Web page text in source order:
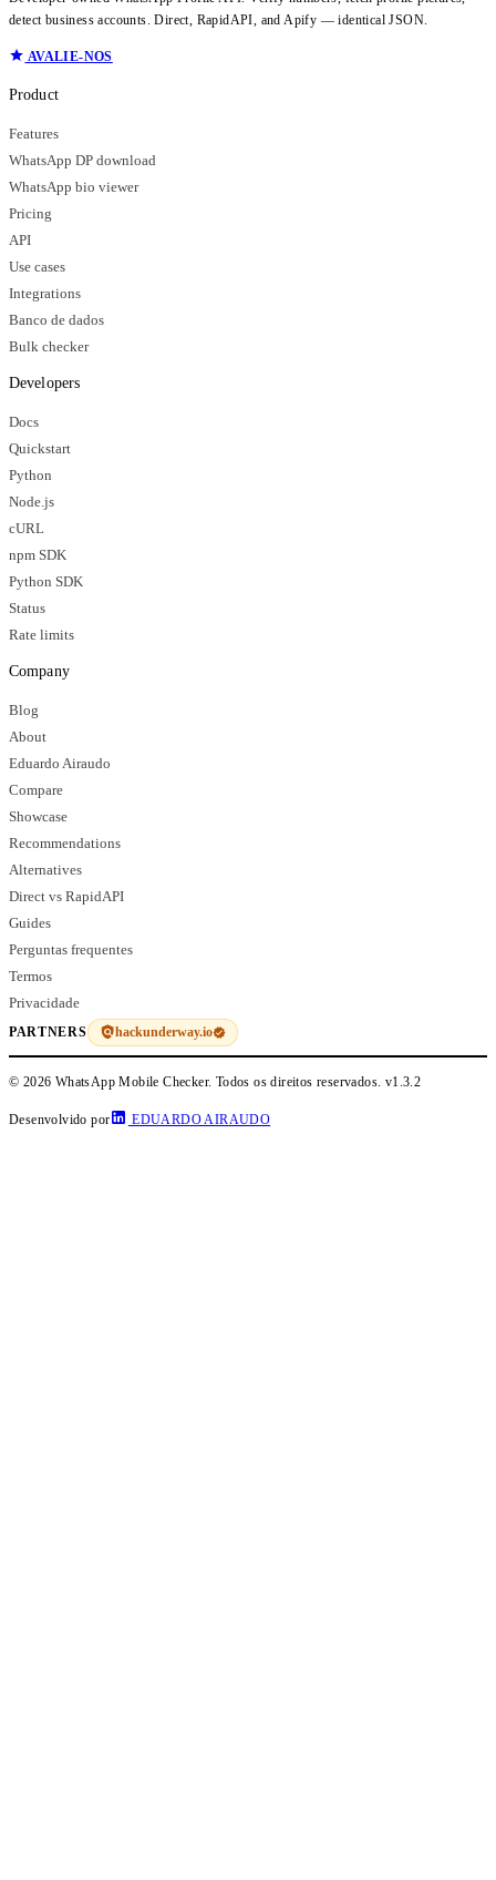
detect business accounts. Direct, RapidAPI, and Apify — identical JSON.
AVALIE-NOS
Product
Features
WhatsApp DP download
WhatsApp bio viewer
Pricing
API
Use cases
Integrations
Banco de dados
Bulk checker
Developers
Docs
Quickstart
Python
Node.js
cURL
npm SDK
Python SDK
Status
Rate limits
Company
Blog
About
Eduardo Airaudo
Compare
Showcase
Recommendations
Alternatives
Direct vs RapidAPI
Guides
Perguntas frequentes
Termos
Privacidade
PARTNERS hackunderway.io
© 2026 WhatsApp Mobile Checker. Todos os direitos reservados. v1.3.2
Desenvolvido por EDUARDO AIRAUDO